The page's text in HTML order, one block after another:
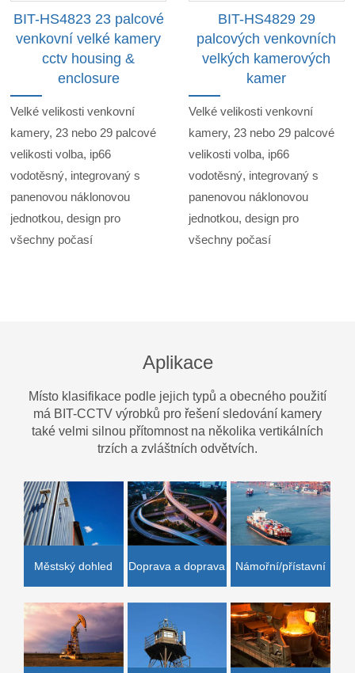
BIT-HS4823 23 palcové
venkovní velké kamery
cctv housing &
enclosure
Velké velikosti venkovní
kamery, 23 nebo 29 palcové
velikosti volba, ip66
vodotěsný, integrovaný s
panenovou náklonovou
jednotkou, design pro
všechny počasí
BIT-HS4829 29
palcových venkovních
velkých kamerových
kamer
Velké velikosti venkovní
kamery, 23 nebo 29 palcové
velikosti volba, ip66
vodotěsný, integrovaný s
panenovou náklonovou
jednotkou, design pro
všechny počasí
Aplikace
Místo klasifikace podle jejich typů a obecného použití
má BIT-CCTV výrobků pro řešení sledování kamery
také velmi silnou přítomnost na několika vertikálních
trzích a zvláštních odvětvích.
Městský dohled Doprava a doprava Námořní/přístavní